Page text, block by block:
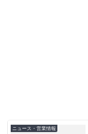
ニュース・営業情報